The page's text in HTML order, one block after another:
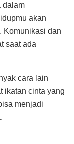
dalam
akan
Komunikasi dan
saat ada
cara lain
ikatan cinta yang
menjadi